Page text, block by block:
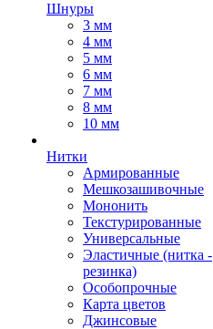
Шнуры
3 мм
4 мм
5 мм
6 мм
7 мм
8 мм
10 мм
Нитки
Армированные
Мешкозашивочные
Мононить
Текстурированные
Универсальные
Эластичные (нитка -
резинка)
Особопрочные
Карта цветов
Джинсовые